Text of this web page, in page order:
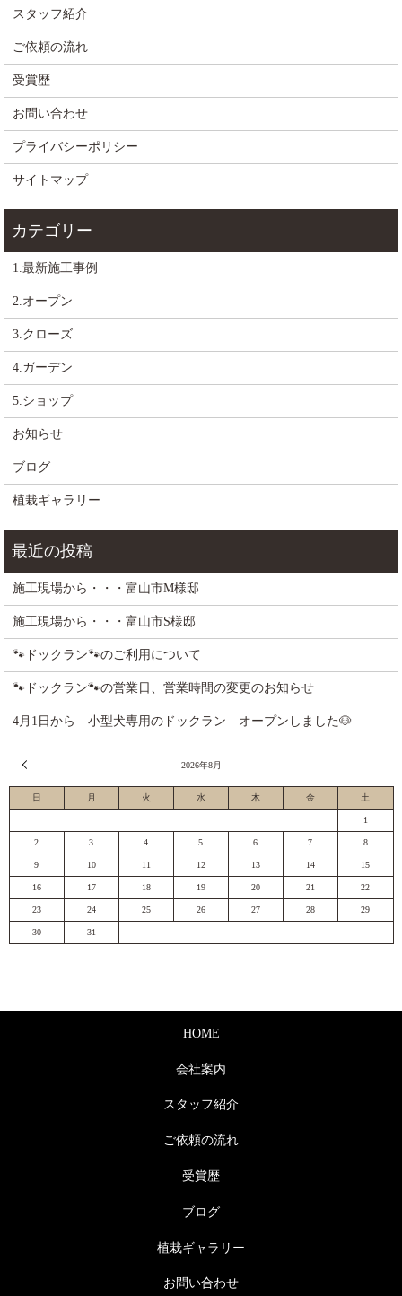
スタッフ紹介
ご依頼の流れ
受賞歴
お問い合わせ
プライバシーポリシー
サイトマップ
1.最新施工事例
2.オープン
3.クローズ
4.ガーデン
5.ショップ
お知らせ
ブログ
植栽ギャラリー
施工現場から・・・富山市M様邸
施工現場から・・・富山市S様邸
🐾ドックラン🐾のご利用について
🐾ドックラン🐾の営業日、営業時間の変更のお知らせ
4月1日から 小型犬専用のドックラン オープンしました🐶
2026年8月
日 月 火 水 木 金 土
1
2 3 4 5 6 7 8
9 10 11 12 13 14 15
16 17 18 19 20 21 22
23 24 25 26 27 28 29
30 31
HOME
会社案内
スタッフ紹介
ご依頼の流れ
受賞歴
ブログ
植栽ギャラリー
お問い合わせ